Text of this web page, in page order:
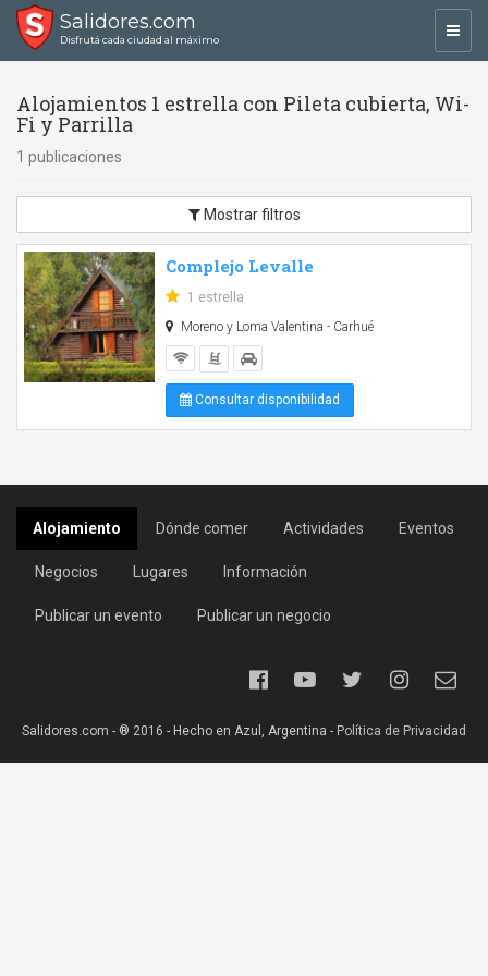
Salidores.com
Disfrutá cada ciudad al máximo
Alojamientos 1 estrella con Pileta cubierta, Wi-
Fi y Parrilla
1 publicaciones
Mostrar filtros
Complejo Levalle
1 estrella
Moreno y Loma Valentina - Carhué
Consultar disponibilidad
Alojamiento Dónde comer Actividades Eventos
Negocios Lugares Información
Publicar un evento Publicar un negocio
Salidores.com - ® 2016 - Hecho en Azul, Argentina - Política de Privacidad